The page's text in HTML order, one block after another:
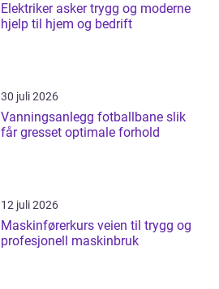
Elektriker asker trygg og moderne
hjelp til hjem og bedrift
30 juli 2026
Vanningsanlegg fotballbane slik
får gresset optimale forhold
12 juli 2026
Maskinførerkurs veien til trygg og
profesjonell maskinbruk